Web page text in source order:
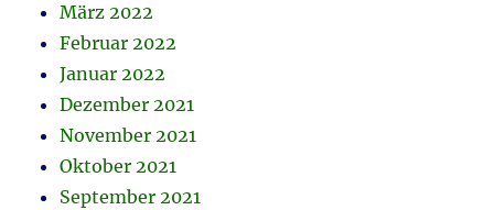
März 2022
Februar 2022
Januar 2022
Dezember 2021
November 2021
Oktober 2021
September 2021